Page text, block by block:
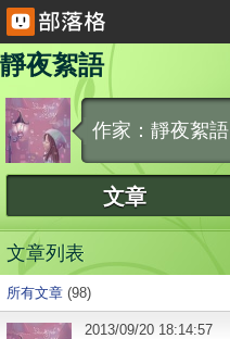
靜夜絮語
作家：靜夜絮語
文章
文章列表
所有文章 (98)
2013/09/20 18:14:57